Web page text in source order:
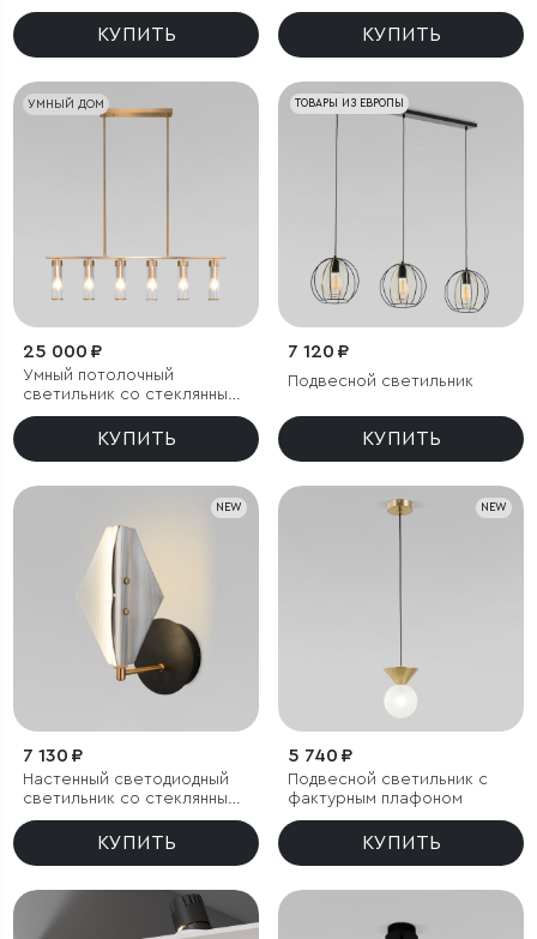
4000K черный
КУПИТЬ КУПИТЬ
УМНЫЙ ДОМ
25 000 ₽
Умный потолочный
светильник со стеклянными
плафонами
КУПИТЬ
ТОВАРЫ ИЗ ЕВРОПЫ
7 120 ₽
Подвесной светильник
КУПИТЬ
NEW
7 130 ₽
Настенный светодиодный
светильник со стеклянным
плафоном
КУПИТЬ
NEW
5 740 ₽
Подвесной светильник с
фактурным плафоном
КУПИТЬ